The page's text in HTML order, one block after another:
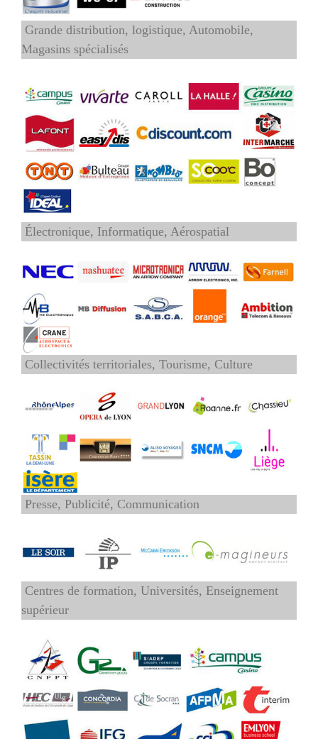
Grande distribution, logistique, Automobile,
Magasins spécialisés
Électronique, Informatique, Aérospatial
Collectivités territoriales, Tourisme, Culture
Presse, Publicité, Communication
Centres de formation, Universités, Enseignement
supérieur